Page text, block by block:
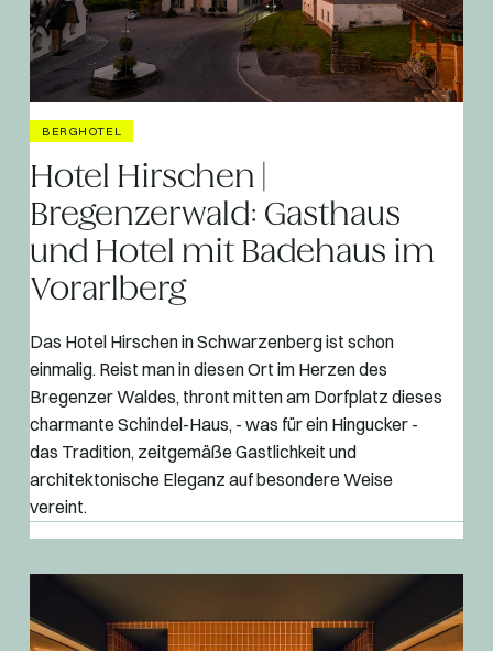
BERGHOTEL
Hotel Hirschen |
Bregenzerwald: Gasthaus
und Hotel mit Badehaus im
Vorarlberg
Das Hotel Hirschen in Schwarzenberg ist schon
einmalig. Reist man in diesen Ort im Herzen des
Bregenzer Waldes, thront mitten am Dorfplatz dieses
charmante Schindel-Haus, - was für ein Hingucker -
das Tradition, zeitgemäße Gastlichkeit und
architektonische Eleganz auf besondere Weise
vereint.